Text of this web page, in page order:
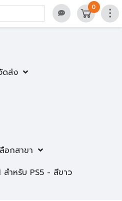
ดส่ง
อกสาขา
0
สำหรับ PS5 - สีขาว